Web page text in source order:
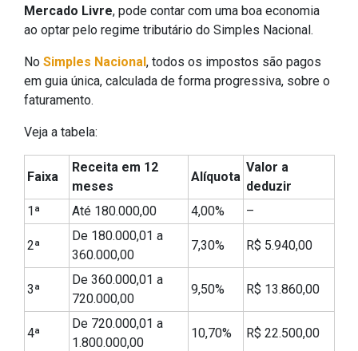
Mercado Livre, pode contar com uma boa economia
ao optar pelo regime tributário do Simples Nacional.
No Simples Nacional, todos os impostos são pagos
em guia única, calculada de forma progressiva, sobre o
faturamento.
Veja a tabela:
Faixa
Receita em 12
meses
Alíquota
Valor a
deduzir
1ª
Até 180.000,00 4,00% –
2ª
De 180.000,01 a
360.000,00
7,30% R$ 5.940,00
3ª
De 360.000,01 a
720.000,00
9,50% R$ 13.860,00
4ª
De 720.000,01 a
1.800.000,00
10,70% R$ 22.500,00